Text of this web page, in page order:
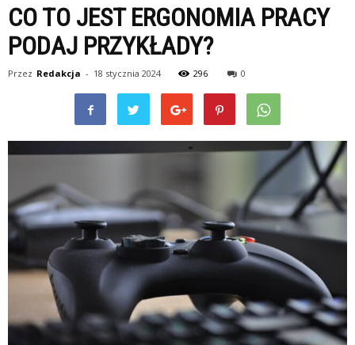
CO TO JEST ERGONOMIA PRACY
PODAJ PRZYKŁADY?
Przez Redakcja - 18 stycznia 2024 296 0